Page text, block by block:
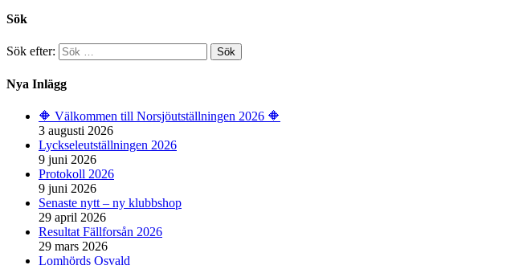
Sök
Sök efter:
Nya Inlägg
🔶️ Välkommen till Norsjöutställningen 2026 🔶️
3 augusti 2026
Lyckseleutställningen 2026
9 juni 2026
Protokoll 2026
9 juni 2026
Senaste nytt – ny klubbshop
29 april 2026
Resultat Fällforsån 2026
29 mars 2026
Lomhörds Osvald